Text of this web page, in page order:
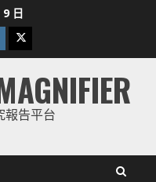
日
Twitter
報告平台